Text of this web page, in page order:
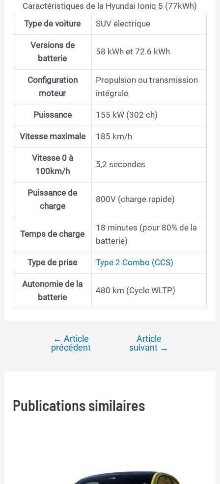
Caractéristiques de la Hyundai Ioniq 5 (77kWh)
Type de voiture
SUV électrique
Versions de
batterie
58 kWh et 72.6 kWh
Configuration
moteur
Propulsion ou transmission
intégrale
Puissance 155 kW (302 ch)
Vitesse maximale 185 km/h
Vitesse 0 à
100km/h
5,2 secondes
Puissance de
charge
800V (charge rapide)
Temps de charge
18 minutes (pour 80% de la
batterie)
Type de prise Type 2 Combo (CCS)
Autonomie de la
batterie
480 km (Cycle WLTP)
Navigation
← Article
précédent
Article
suivant →
Publications similaires